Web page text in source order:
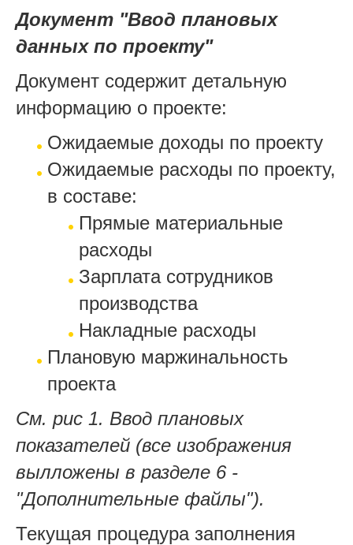
Документ "Ввод плановых
данных по проекту"
Документ содержит детальную
информацию о проекте:
Ожидаемые доходы по проекту
Ожидаемые расходы по проекту,
в составе:
Прямые материальные
расходы
Зарплата сотрудников
производства
Накладные расходы
Плановую маржинальность
проекта
См. рис 1. Ввод плановых
показателей (все изображения
вылложены в разделе 6 -
"Дополнительные файлы").
Текущая процедура заполнения